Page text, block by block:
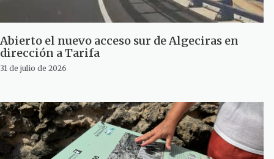
Abierto el nuevo acceso sur de Algeciras en
dirección a Tarifa
31 de julio de 2026